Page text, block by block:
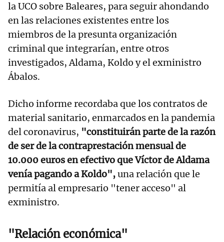
la UCO sobre Baleares, para seguir ahondando
en las relaciones existentes entre los
miembros de la presunta organización
criminal que integrarían, entre otros
investigados, Aldama, Koldo y el exministro
Ábalos.
Dicho informe recordaba que los contratos de
material sanitario, enmarcados en la pandemia
del coronavirus, "constituirán parte de la razón
de ser de la contraprestación mensual de
10.000 euros en efectivo que Víctor de Aldama
venía pagando a Koldo",una relación que le
permitía al empresario "tener acceso" al
exministro.
"Relación económica"